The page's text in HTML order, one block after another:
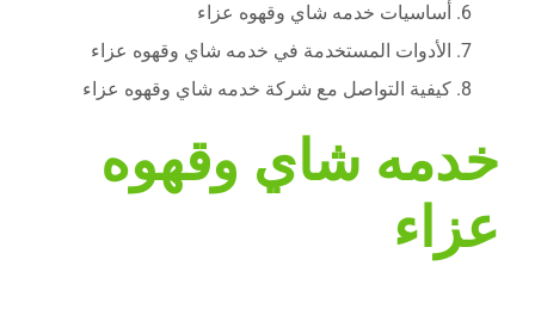
أساسيات خدمه شاي وقهوه عزاء
الأدوات المستخدمة في خدمه شاي وقهوه عزاء
كيفية التواصل مع شركة خدمه شاي وقهوه عزاء
خدمه شاي وقهوه
عزاء